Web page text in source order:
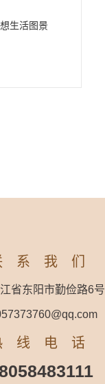
生活图景
系我们
省东阳市勤俭路6号
线电话